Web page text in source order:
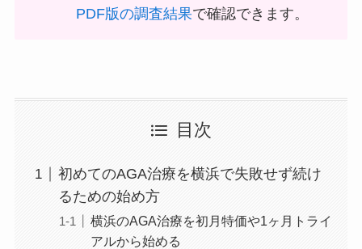
PDF版の調査結果で確認できます。
目次
初めてのAGA治療を横浜で失敗せず続け
るための始め方
横浜のAGA治療を初月特価や1ヶ月トライ
アルから始める